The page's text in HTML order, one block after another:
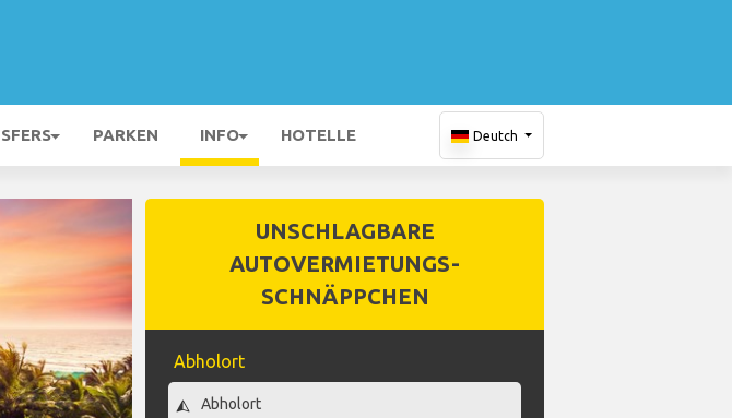
PARKEN INFO HOTELLE Deutch
UNSCHLAGBARE
AUTOVERMIETUNGS-
SCHNÄPPCHEN
Abholort